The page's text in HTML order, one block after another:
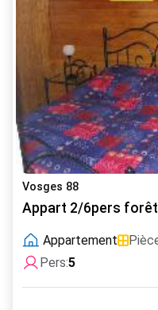
Vosges 88
Appart 2/6pers forêt
Appartement
Pers:5